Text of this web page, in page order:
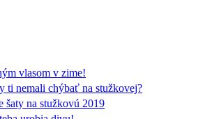
vlasom v zime!
ti nemali chýbať na stužkovej?
šaty na stužkovú 2019